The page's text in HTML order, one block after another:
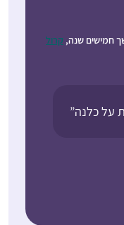
חמישים שנה, קרול
על כלנה”